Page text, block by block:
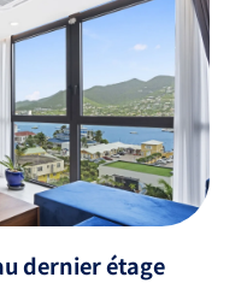
dernier étage